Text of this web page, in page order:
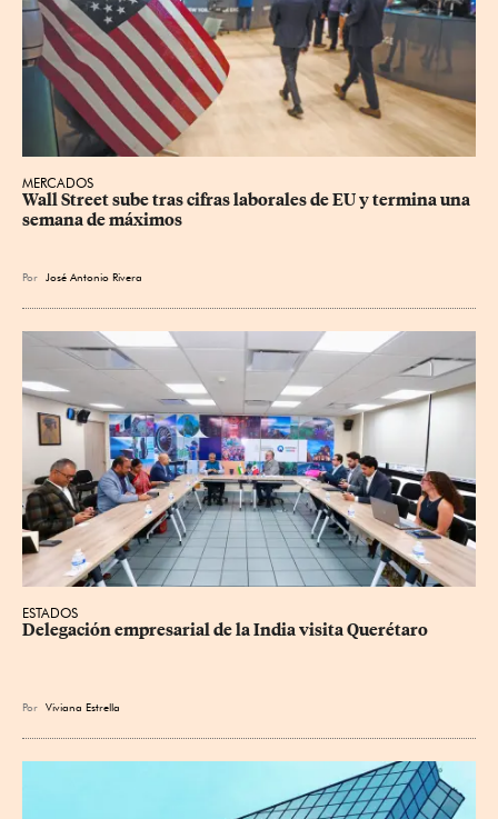
MERCADOS
Wall Street sube tras cifras laborales de EU y termina una
semana de máximos
Por José Antonio Rivera
ESTADOS
Delegación empresarial de la India visita Querétaro
Por Viviana Estrella